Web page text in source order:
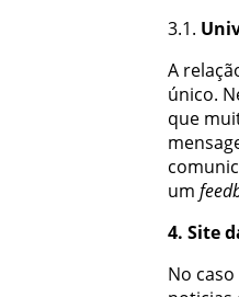
3.1.
A
único.
que
um
4. Site
No caso